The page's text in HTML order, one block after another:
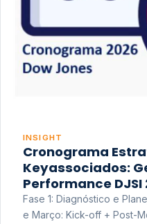
INSIGHT
Cronograma
Keyassociados:
Performance DJSI
Fase 1: Diagnóstico e
e Março: Kick-off + Post-